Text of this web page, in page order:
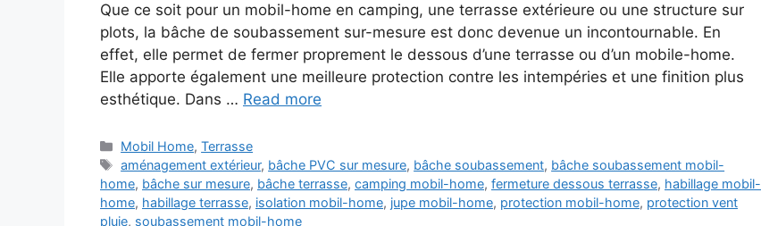
Que ce soit pour un mobil-home en camping, une terrasse extérieure ou une structure sur
plots, la bâche de soubassement sur-mesure est donc devenue un incontournable. En
effet, elle permet de fermer proprement le dessous d’une terrasse ou d’un mobile-home.
Elle apporte également une meilleure protection contre les intempéries et une finition plus
esthétique. Dans … Read more
Categories
Mobil Home,Terrasse
Tags
aménagement extérieur, bâche PVC sur mesure, bâche soubassement, bâche soubassement mobil-
home, bâche sur mesure, bâche terrasse, camping mobil-home, fermeture dessous terrasse, habillage mobil-
home, habillage terrasse, isolation mobil-home, jupe mobil-home, protection mobil-home, protection vent
pluie, soubassement mobil-home